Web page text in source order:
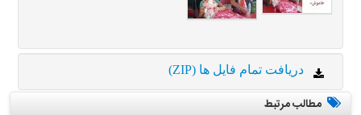
دریافت تمام فایل ها (ZIP)
مطالب مرتبط